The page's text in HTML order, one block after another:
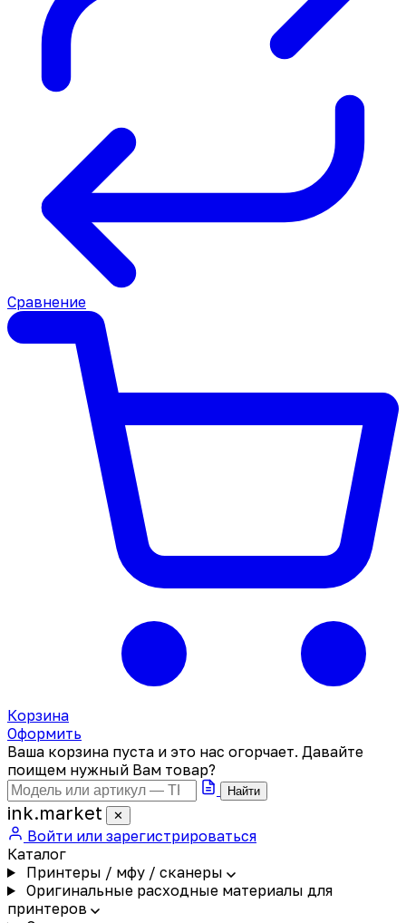
Сравнение
Корзина
Оформить
Ваша корзина пуста и это нас огорчает. Давайте
поищем нужный Вам товар?
Найти
ink.market ✕
Войти или зарегистрироваться
Каталог
Принтеры / мфу / сканеры
Оригинальные расходные материалы для
принтеров